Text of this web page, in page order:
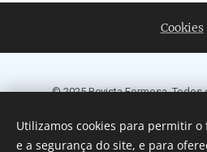
Cookies
Utilizamos cookies para permitir
e a segurança do site, e para
© 2025 Revista Formosa. Todos
Política de Privacidade |
Condições de